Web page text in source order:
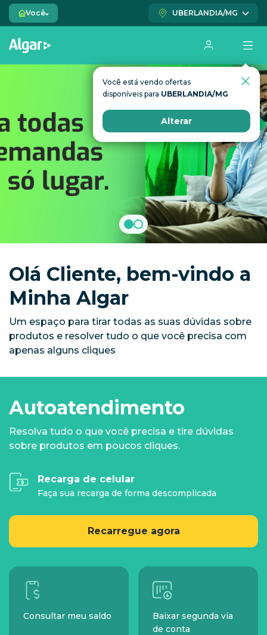
Você UBERLANDIA/MG
Você está vendo ofertas
disponíveis para UBERLANDIA/MG
Alterar
Olá Cliente, bem-vindo a
Minha Algar
Um espaço para tirar todas as suas dúvidas sobre
produtos e resolver tudo o que você precisa com
apenas alguns cliques
Autoatendimento
Resolva tudo o que você precisa e tire dúvidas
sobre produtos em poucos cliques.
Recarga de celular
Faça sua recarga de forma descomplicada
Recarregue agora
Consultar meu saldo
Baixar segunda via
de conta
Você está vendo ofertas
disponíveis para UBERLANDIA/MG
Alterar